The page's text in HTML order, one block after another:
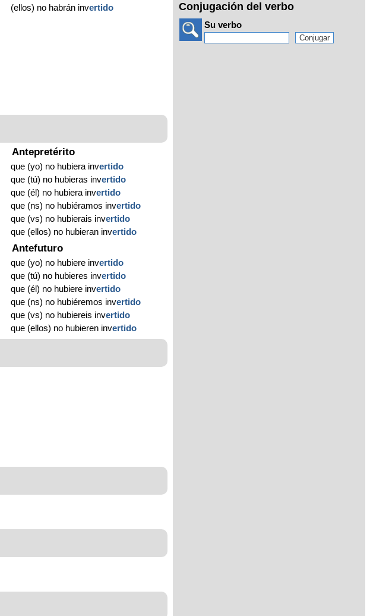
(ellos) no habrán invertido
Antepretérito
que (yo) no hubiera invertido
que (tú) no hubieras invertido
que (él) no hubiera invertido
que (ns) no hubiéramos invertido
que (vs) no hubierais invertido
que (ellos) no hubieran invertido
Antefuturo
que (yo) no hubiere invertido
que (tú) no hubieres invertido
que (él) no hubiere invertido
que (ns) no hubiéremos invertido
que (vs) no hubiereis invertido
que (ellos) no hubieren invertido
Conjugación del verbo
Su verbo